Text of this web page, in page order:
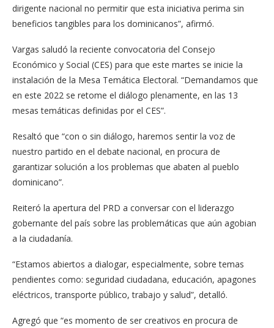
dirigente nacional no permitir que esta iniciativa perima sin
beneficios tangibles para los dominicanos”, afirmó.
Vargas saludó la reciente convocatoria del Consejo
Económico y Social (CES) para que este martes se inicie la
instalación de la Mesa Temática Electoral. “Demandamos que
en este 2022 se retome el diálogo plenamente, en las 13
mesas temáticas definidas por el CES”.
Resaltó que “con o sin diálogo, haremos sentir la voz de
nuestro partido en el debate nacional, en procura de
garantizar solución a los problemas que abaten al pueblo
dominicano”.
Reiteró la apertura del PRD a conversar con el liderazgo
gobernante del país sobre las problemáticas que aún agobian
a la ciudadanía.
“Estamos abiertos a dialogar, especialmente, sobre temas
pendientes como: seguridad ciudadana, educación, apagones
eléctricos, transporte público, trabajo y salud”, detalló.
Agregó que “es momento de ser creativos en procura de